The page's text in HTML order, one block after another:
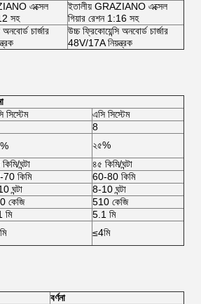
এক্সেল
সহ
ইতালীয় GRAZIANO এক্সেল
গিয়ার রেশন 1:16 সহ
চার্জার
উচ্চ ফ্রিকোয়েন্সি অনবোর্ড চার্জার
48V/17A নিয়ন্ত্রক
সিস্টেম
এসি সিস্টেম
8
২৫%
ঘন্টা
৪৫ কিমি/ঘন্টা
কিমি
60-80 কিমি
ঘন্টা
8-10 ঘন্টা
কেজি
510 কেজি
মি
5.1 মি
≤4মি
বর্ণনা